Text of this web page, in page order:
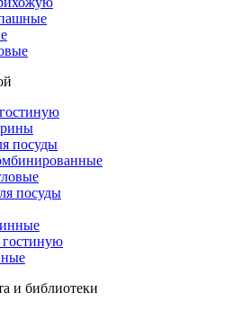
посуды
посуды
и библиотеки